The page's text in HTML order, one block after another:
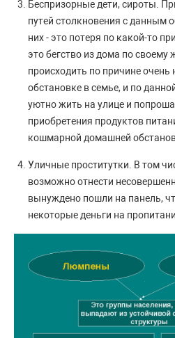
Беспризорные дети, сироты.
путей столкновения с данным
них - это потеря по какой-то
это бегство из дома по
происходить по причине очень
обстановке в семье, и по
уютно жить на улице и
приобретения продуктов
кошмарной домашней
Уличные проститутки. В том
возможно отнести
вынуждено пошли на панель,
некоторые деньги на